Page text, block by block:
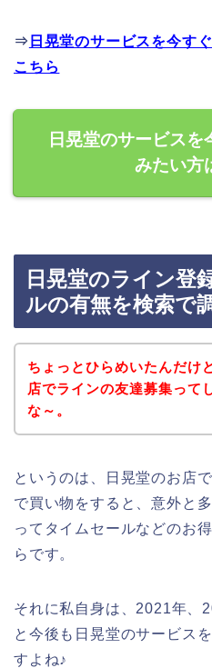
⇒ 日晃堂のサービスを今す
こちら
日晃堂のサービス
みたい方
日晃堂のライン登
ルの有無を検索で
ちょっとひらめいたんだけ
店でラインの友達募集って
な～。
というのは、日晃堂のお店
で買い物をすると、意外と
ってタイムセールなどのお
らです。
それに私自身は、2021年、
と今後も日晃堂のサービス
すよね♪